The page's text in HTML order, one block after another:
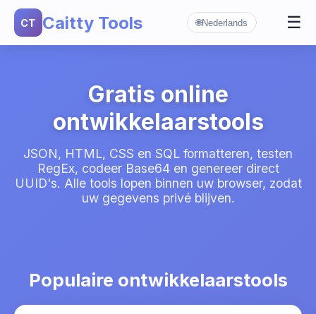
CT Caitty Tools
Gegevenstools
Wachtwoordgenerator
QR Code Generator
App Store Link Generator
Base64 coderen/decoderen
MD5 Hash Generator
🌐Nederlands ☰
Gratis online
ontwikkelaarstools
JSON, HTML, CSS en SQL formatteren, testen
RegEx, codeer Base64 en genereer direct
UUID's. Alle tools lopen binnen uw browser, zodat
uw gegevens privé blijven.
Populaire ontwikkelaarstools